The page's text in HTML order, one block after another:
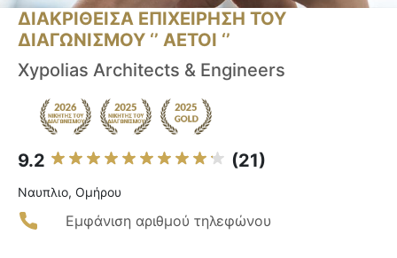
ΔΙΑΚΡΙΘΕΙΣΑ ΕΠΙΧΕΙΡΗΣΗ ΤΟΥ
ΔΙΑΓΩΝΙΣΜΟΥ ‘’ ΑΕΤΟΙ ‘’
Xypolias Architects & Engineers
9.2 (21)
Ναυπλιο, Ομήρου
Εμφάνιση αριθμού τηλεφώνου